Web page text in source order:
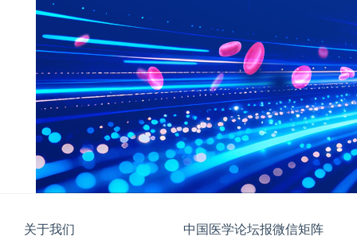
关于我们 中国医学论坛报微信矩阵